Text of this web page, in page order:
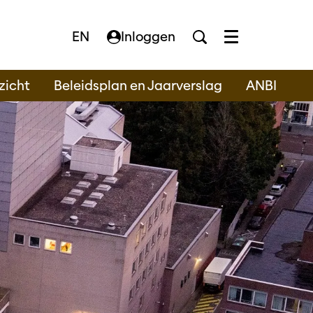
EN Inloggen Menu
Beleidsplan en Jaarverslag ANBI